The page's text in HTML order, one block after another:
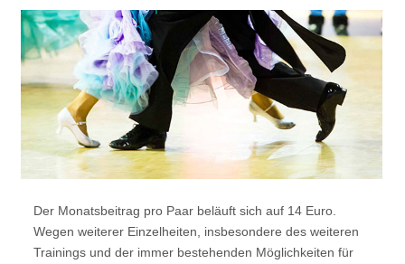
Der Monatsbeitrag pro Paar beläuft sich auf 14 Euro.
Wegen weiterer Einzelheiten, insbesondere des weiteren
Trainings und der immer bestehenden Möglichkeiten für